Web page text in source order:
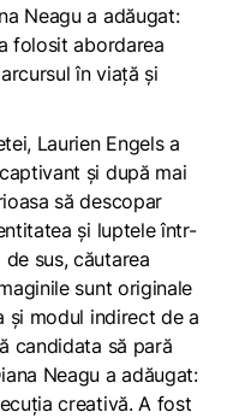
Neagu a adăugat:
folosit abordarea
în viață și
Laurien Engels a
și după mai
să descopar
și luptele într-
sus, căutarea
sunt originale
și modul indirect de a
candidata să pară
Neagu a adăugat:
creativă. A fost